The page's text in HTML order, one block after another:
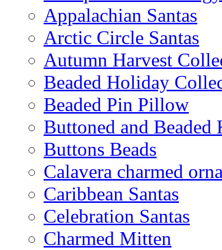
Appalachian Santas
Arctic Circle Santas
Autumn Harvest
Beaded Holiday
Beaded Pin Pillow
Buttoned and Beaded
Buttons Beads
Calavera charmed
Caribbean Santas
Celebration Santas
Charmed Mitten